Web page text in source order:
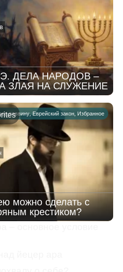
ДЕЛА НАРОДОВ –
ЗЛАЯ НА СЛУЖЕНИЕ
раввину, Еврейский закон Избранное
можно сделать с
крестиком?